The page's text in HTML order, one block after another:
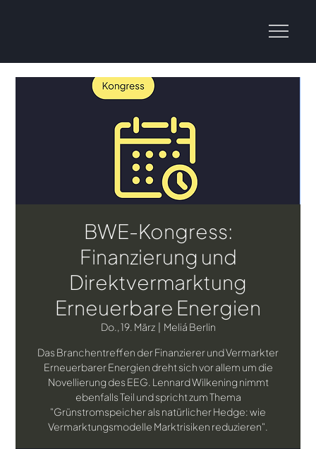
BWE-Kongress:
Finanzierung und
Direktvermarktung
Erneuerbare Energien
Do., 19. März
  |
Meliá Berlin
Das Branchentreffen der Finanzierer und Vermarkter
Erneuerbarer Energien dreht sich vor allem um die
Novellierung des EEG. Lennard Wilkening nimmt
ebenfalls Teil und spricht zum Thema
"Grünstromspeicher als natürlicher Hedge: wie
Vermarktungsmodelle Marktrisiken reduzieren".